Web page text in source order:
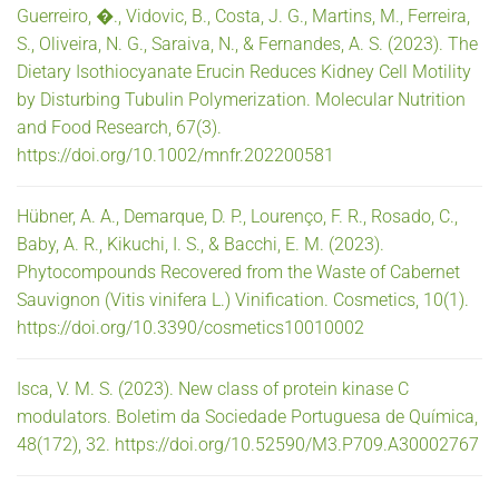
Guerreiro, �., Vidovic, B., Costa, J. G., Martins, M., Ferreira,
S., Oliveira, N. G., Saraiva, N., & Fernandes, A. S. (2023). The
Dietary Isothiocyanate Erucin Reduces Kidney Cell Motility
by Disturbing Tubulin Polymerization. Molecular Nutrition
and Food Research, 67(3).
https://doi.org/10.1002/mnfr.202200581
Hübner, A. A., Demarque, D. P., Lourenço, F. R., Rosado, C.,
Baby, A. R., Kikuchi, I. S., & Bacchi, E. M. (2023).
Phytocompounds Recovered from the Waste of Cabernet
Sauvignon (Vitis vinifera L.) Vinification. Cosmetics, 10(1).
https://doi.org/10.3390/cosmetics10010002
Isca, V. M. S. (2023). New class of protein kinase C
modulators. Boletim da Sociedade Portuguesa de Química,
48(172), 32. https://doi.org/10.52590/M3.P709.A30002767